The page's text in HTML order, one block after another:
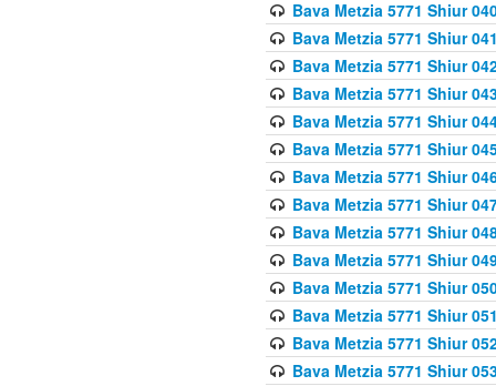
Bava Metzia 5771 Shiur
Bava Metzia 5771 Shiur
Bava Metzia 5771 Shiur
Bava Metzia 5771 Shiur
Bava Metzia 5771 Shiur
Bava Metzia 5771 Shiur
Bava Metzia 5771 Shiur
Bava Metzia 5771 Shiur
Bava Metzia 5771 Shiur
Bava Metzia 5771 Shiur
Bava Metzia 5771 Shiur
Bava Metzia 5771 Shiur
Bava Metzia 5771 Shiur
Bava Metzia 5771 Shiur